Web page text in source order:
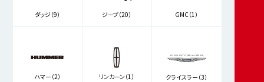
ダッジ（9） ジープ（20） GMC（1）
ハマー（2） リンカーン（1） クライスラー（3）